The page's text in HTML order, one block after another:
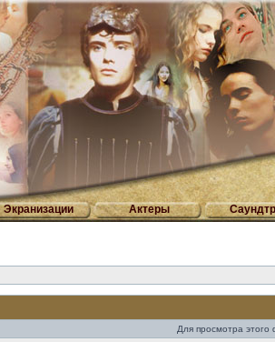
Экранизации Актеры
Для просмотра